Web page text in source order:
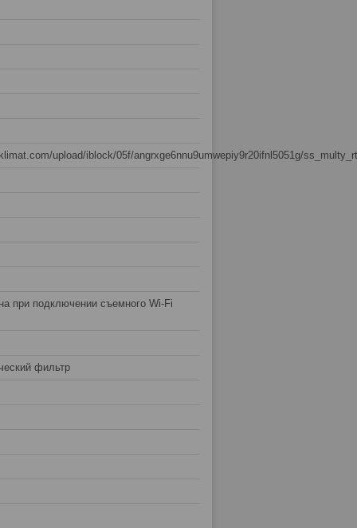
upload/iblock/05f/angrxge6nnu9umwepiy9r20ifnl5051g/
при подключении съемного Wi-Fi
фильтр